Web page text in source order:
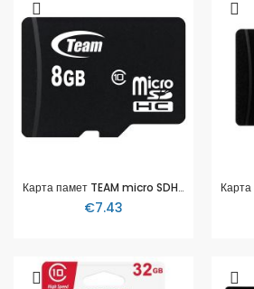
Карта памет TEAM micro SDHC, 8GB
€7.43